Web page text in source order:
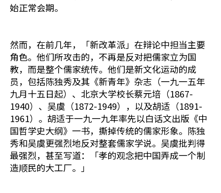
始正常会期。
然而，在前几年，「新改革派」在辩论中担当主要
角色。他们所攻击的，不再是反对把儒家立为国
教，而是整个儒家统传。他们是新文化运动的成
员，包括陈独秀及其《新青年》杂志（一九一五年
九月十五日起）、北京大学校长蔡元培（1867-
1940）、吴虞（1872-1949），以及胡适（1891-
1961）。胡适于一九一九年率先以白话文出版《中
国哲学史大纲》一书，撕掉传统的儒家形象。陈独
秀和吴虞更强烈地反对整套儒家学说。吴虞批判得
最强烈，甚至写道：「孝的观念把中国弄成一个制
造顺民的大工厂。」